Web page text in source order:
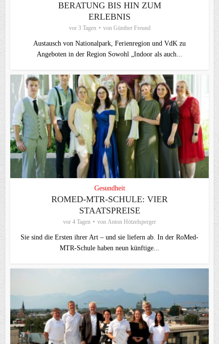
BERATUNG BIS HIN ZUM
ERLEBNIS
vor 3 Tagen von Günther Freund
Austausch von Nationalpark, Ferienregion und VdK zu
Angeboten in der Region Sowohl „Indoor als auch...
Gesundheit
ROMED-MTR-SCHULE: VIER
STAATSPREISE
vor 4 Tagen von Anton Hötzelsperger
Sie sind die Ersten ihrer Art – und sie liefern ab. In der RoMed-
MTR-Schule haben neun künftige...